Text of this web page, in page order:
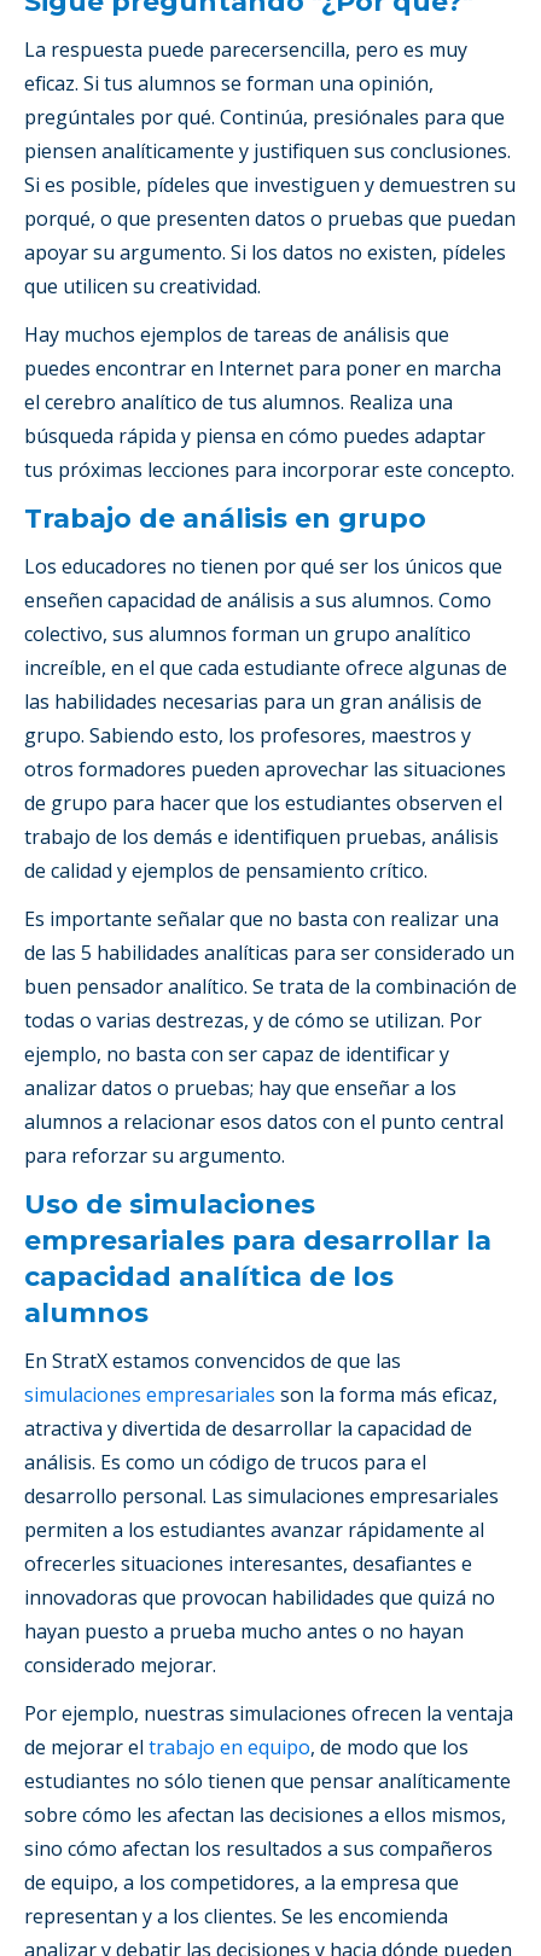
La respuesta puede parecersencilla, pero es muy
eficaz. Si tus alumnos se forman una opinión,
pregúntales por qué. Continúa, presiónales para que
piensen analíticamente y justifiquen sus conclusiones.
Si es posible, pídeles que investiguen y demuestren su
porqué, o que presenten datos o pruebas que puedan
apoyar su argumento. Si los datos no existen, pídeles
que utilicen su creatividad.
Hay muchos ejemplos de tareas de análisis que
puedes encontrar en Internet para poner en marcha
el cerebro analítico de tus alumnos. Realiza una
búsqueda rápida y piensa en cómo puedes adaptar
tus próximas lecciones para incorporar este concepto.
Trabajo de análisis en grupo
Los educadores no tienen por qué ser los únicos que
enseñen capacidad de análisis a sus alumnos. Como
colectivo, sus alumnos forman un grupo analítico
increíble, en el que cada estudiante ofrece algunas de
las habilidades necesarias para un gran análisis de
grupo. Sabiendo esto, los profesores, maestros y
otros formadores pueden aprovechar las situaciones
de grupo para hacer que los estudiantes observen el
trabajo de los demás e identifiquen pruebas, análisis
de calidad y ejemplos de pensamiento crítico.
Es importante señalar que no basta con realizar una
de las 5 habilidades analíticas para ser considerado un
buen pensador analítico. Se trata de la combinación de
todas o varias destrezas, y de cómo se utilizan. Por
ejemplo, no basta con ser capaz de identificar y
analizar datos o pruebas; hay que enseñar a los
alumnos a relacionar esos datos con el punto central
para reforzar su argumento.
Uso de simulaciones
empresariales para desarrollar la
capacidad analítica de los
alumnos
En StratX estamos convencidos de que las
simulaciones empresariales son la forma más eficaz,
atractiva y divertida de desarrollar la capacidad de
análisis. Es como un código de trucos para el
desarrollo personal. Las simulaciones empresariales
permiten a los estudiantes avanzar rápidamente al
ofrecerles situaciones interesantes, desafiantes e
innovadoras que provocan habilidades que quizá no
hayan puesto a prueba mucho antes o no hayan
considerado mejorar.
Por ejemplo, nuestras simulaciones ofrecen la ventaja
de mejorar el trabajo en equipo, de modo que los
estudiantes no sólo tienen que pensar analíticamente
sobre cómo les afectan las decisiones a ellos mismos,
sino cómo afectan los resultados a sus compañeros
de equipo, a los competidores, a la empresa que
representan y a los clientes. Se les encomienda
analizar y debatir las decisiones y hacia dónde pueden